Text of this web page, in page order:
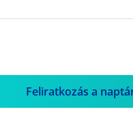
Feliratkozás a